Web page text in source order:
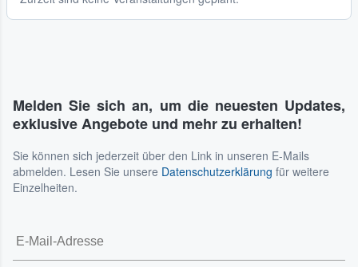
Melden Sie sich an, um die neuesten Updates,
exklusive Angebote und mehr zu erhalten!
Sie können sich jederzeit über den Link in unseren E-Mails
abmelden. Lesen Sie unsere Datenschutzerklärung für weitere
Einzelheiten.